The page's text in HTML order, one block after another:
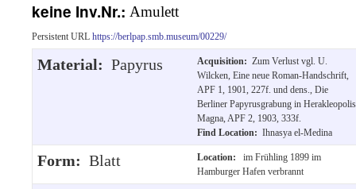
keine Inv.Nr.: Amulett
Persistent URL https://berlpap.smb.museum/00229/
Material: Papyrus Acquisition: Zum Verlust vgl. U.
Wilcken, Eine neue Roman-Handschrift,
APF 1, 1901, 227f. und dens., Die
Berliner Papyrusgrabung in Herakleopolis
Magna, APF 2, 1903, 333f.
Find Location: Ihnasya el-Medina
Form: Blatt Location:
im Frühling 1899 im
Hamburger Hafen verbrannt